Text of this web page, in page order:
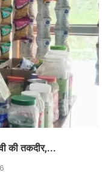
की तकदीर,...